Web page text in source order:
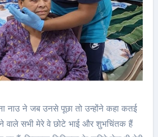
नाउ ने जब उनसे पूछा तो उन्होंने कहा कतई
वाले सभी मेरे वे छोटे भाई और शुभचिंतक हैं